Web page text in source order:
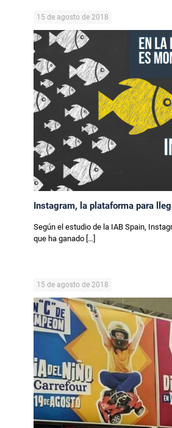
15 de agosto de 2018
Instagram, la plataforma para
Según el estudio de la IAB Spain,
que ha ganado […]
15 de agosto de 2018